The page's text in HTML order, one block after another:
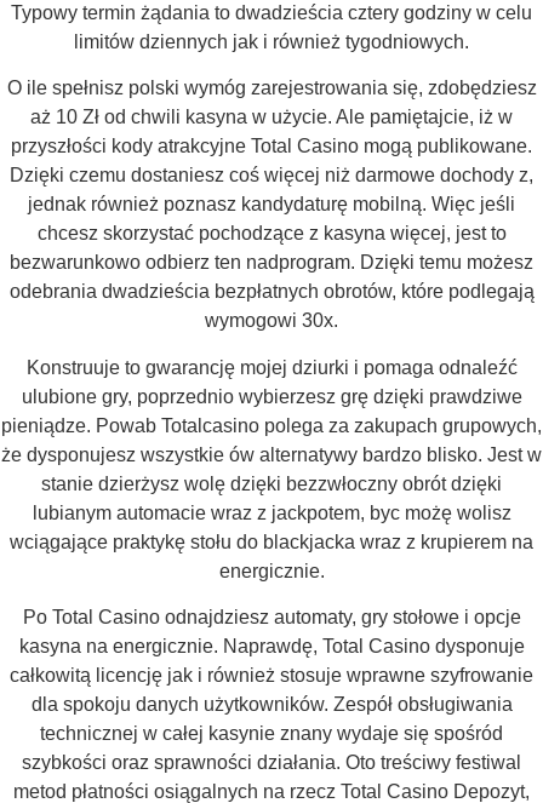
Typowy termin żądania to dwadzieścia cztery godziny w celu
limitów dziennych jak i również tygodniowych.
O ile spełnisz polski wymóg zarejestrowania się, zdobędziesz
aż 10 Zł od chwili kasyna w użycie. Ale pamiętajcie, iż w
przyszłości kody atrakcyjne Total Casino mogą publikowane.
Dzięki czemu dostaniesz coś więcej niż darmowe dochody z,
jednak również poznasz kandydaturę mobilną. Więc jeśli
chcesz skorzystać pochodzące z kasyna więcej, jest to
bezwarunkowo odbierz ten nadprogram. Dzięki temu możesz
odebrania dwadzieścia bezpłatnych obrotów, które podlegają
wymogowi 30x.
Konstruuje to gwarancję mojej dziurki i pomaga odnaleźć
ulubione gry, poprzednio wybierzesz grę dzięki prawdziwe
pieniądze. Powab Totalcasino polega za zakupach grupowych,
że dysponujesz wszystkie ów alternatywy bardzo blisko. Jest w
stanie dzierżysz wolę dzięki bezzwłoczny obrót dzięki
lubianym automacie wraz z jackpotem, byc możę wolisz
wciągające praktykę stołu do blackjacka wraz z krupierem na
energicznie.
Po Total Casino odnajdziesz automaty, gry stołowe i opcje
kasyna na energicznie. Naprawdę, Total Casino dysponuje
całkowitą licencję jak i również stosuje wprawne szyfrowanie
dla spokoju danych użytkowników. Zespół obsługiwania
technicznej w całej kasynie znany wydaje się spośród
szybkości oraz sprawności działania. Oto treściwy festiwal
metod płatności osiągalnych na rzecz Total Casino Depozyt,